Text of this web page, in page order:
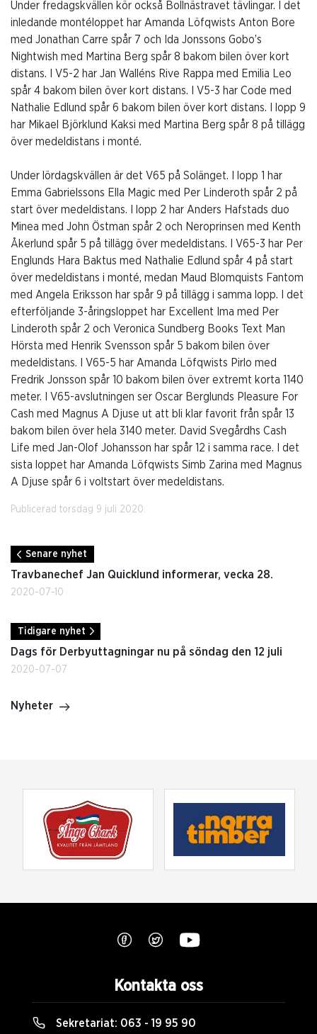
Under fredagskvällen kör också Bollnästravet tävlingar. I det
inledande montéloppet har Amanda Löfqwists Anton Bore
med Jonathan Carre spår 7 och Ida Jonssons Gobo’s
Nightwish med Martina Berg spår 8 bakom bilen över kort
distans. I V5-2 har Jan Walléns Rive Rappa med Emilia Leo
spår 4 bakom bilen över kort distans. I V5-3 har Code med
Nathalie Edlund spår 6 bakom bilen över kort distans. I lopp 9
har Mikael Björklund Kaksi med Martina Berg spår 8 på tillägg
över medeldistans i monté.
Under lördagskvällen är det V65 på Solänget. I lopp 1 har
Emma Gabrielssons Ella Magic med Per Linderoth spår 2 på
start över medeldistans. I lopp 2 har Anders Hafstads duo
Minea med John Östman spår 2 och Neroprinsen med Kenth
Åkerlund spår 5 på tillägg över medeldistans. I V65-3 har Per
Englunds Hara Baktus med Nathalie Edlund spår 4 på start
över medeldistans i monté, medan Maud Blomquists Fantom
med Angela Eriksson har spår 9 på tillägg i samma lopp. I det
efterföljande 3-åringsloppet har Excellent Ima med Per
Linderoth spår 2 och Veronica Sundberg Books Text Man
Hörsta med Henrik Svensson spår 5 bakom bilen över
medeldistans. I V65-5 har Amanda Löfqwists Pirlo med
Fredrik Jonsson spår 10 bakom bilen över extremt korta 1140
meter. I V65-avslutningen ser Oscar Berglunds Pleasure For
Cash med Magnus A Djuse ut att bli klar favorit från spår 13
bakom bilen över hela 3140 meter. David Svegårdhs Cash
Life med Jan-Olof Johansson har spår 12 i samma race. I det
sista loppet har Amanda Löfqwists Simb Zarina med Magnus
A Djuse spår 6 i voltstart över medeldistans.
Publicerad torsdag 9 juli 2020.
Senare nyhet
Travbanechef Jan Quicklund informerar, vecka 28.
2020-07-10
Tidigare nyhet
Dags för Derbyuttagningar nu på söndag den 12 juli
2020-07-07
Nyheter
Kontakta oss
Sekretariat: 063 - 19 95 90